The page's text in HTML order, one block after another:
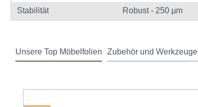
Stabilität
Robust - 250 µm
Unsere Top Möbelfolien Zubehör und Werkzeuge